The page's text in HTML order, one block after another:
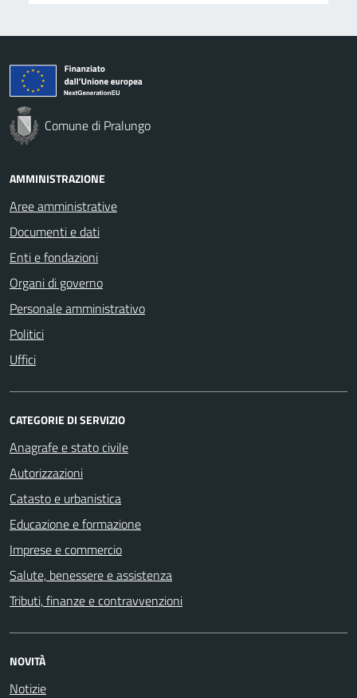
Comune di Pralungo
AMMINISTRAZIONE
Aree amministrative
Documenti e dati
Enti e fondazioni
Organi di governo
Personale amministrativo
Politici
Uffici
CATEGORIE DI SERVIZIO
Anagrafe e stato civile
Autorizzazioni
Catasto e urbanistica
Educazione e formazione
Imprese e commercio
Salute, benessere e assistenza
Tributi, finanze e contravvenzioni
NOVITÀ
Notizie